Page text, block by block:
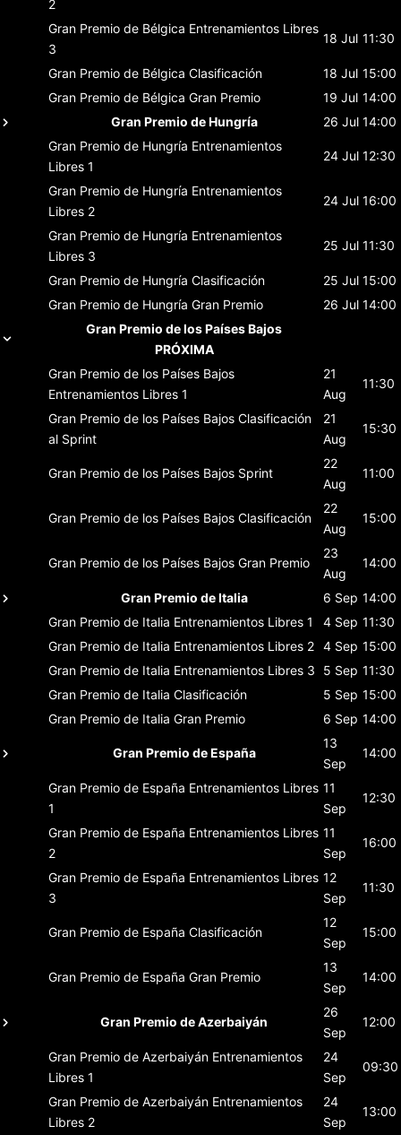
2
Gran Premio de Bélgica Entrenamientos Libres
3
18 Jul 11:30
Gran Premio de Bélgica Clasificación 18 Jul 15:00
Gran Premio de Bélgica Gran Premio 19 Jul 14:00
Gran Premio de Hungría
26 Jul 14:00
Gran Premio de Hungría Entrenamientos
Libres 1
24 Jul 12:30
Gran Premio de Hungría Entrenamientos
Libres 2
24 Jul 16:00
Gran Premio de Hungría Entrenamientos
Libres 3
25 Jul 11:30
Gran Premio de Hungría Clasificación 25 Jul 15:00
Gran Premio de Hungría Gran Premio 26 Jul 14:00
Gran Premio de los Países Bajos
PRÓXIMA
Gran Premio de los Países Bajos
Entrenamientos Libres 1
21
Aug
11:30
Gran Premio de los Países Bajos Clasificación
al Sprint
21
Aug
15:30
Gran Premio de los Países Bajos Sprint
22
Aug
11:00
Gran Premio de los Países Bajos Clasificación
22
Aug
15:00
Gran Premio de los Países Bajos Gran Premio
23
Aug
14:00
Gran Premio de Italia 6 Sep 14:00
Gran Premio de Italia Entrenamientos Libres 1 4 Sep 11:30
Gran Premio de Italia Entrenamientos Libres 2 4 Sep 15:00
Gran Premio de Italia Entrenamientos Libres 3 5 Sep 11:30
Gran Premio de Italia Clasificación 5 Sep 15:00
Gran Premio de Italia Gran Premio 6 Sep 14:00
Gran Premio de España
13
Sep
14:00
Gran Premio de España Entrenamientos Libres
1
11
Sep
12:30
Gran Premio de España Entrenamientos Libres
2
11
Sep
16:00
Gran Premio de España Entrenamientos Libres
3
12
Sep
11:30
Gran Premio de España Clasificación
12
Sep
15:00
Gran Premio de España Gran Premio
13
Sep
14:00
Gran Premio de Azerbaiyán
26
Sep
12:00
Gran Premio de Azerbaiyán Entrenamientos
Libres 1
24
Sep
09:30
Gran Premio de Azerbaiyán Entrenamientos
Libres 2
24
Sep
13:00